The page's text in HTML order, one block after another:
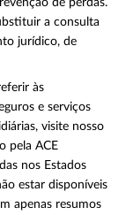
de perdas.
a consulta
jurídico, de
às
e serviços
visite nosso
pela ACE
nos Estados
estar disponíveis
apenas resumos